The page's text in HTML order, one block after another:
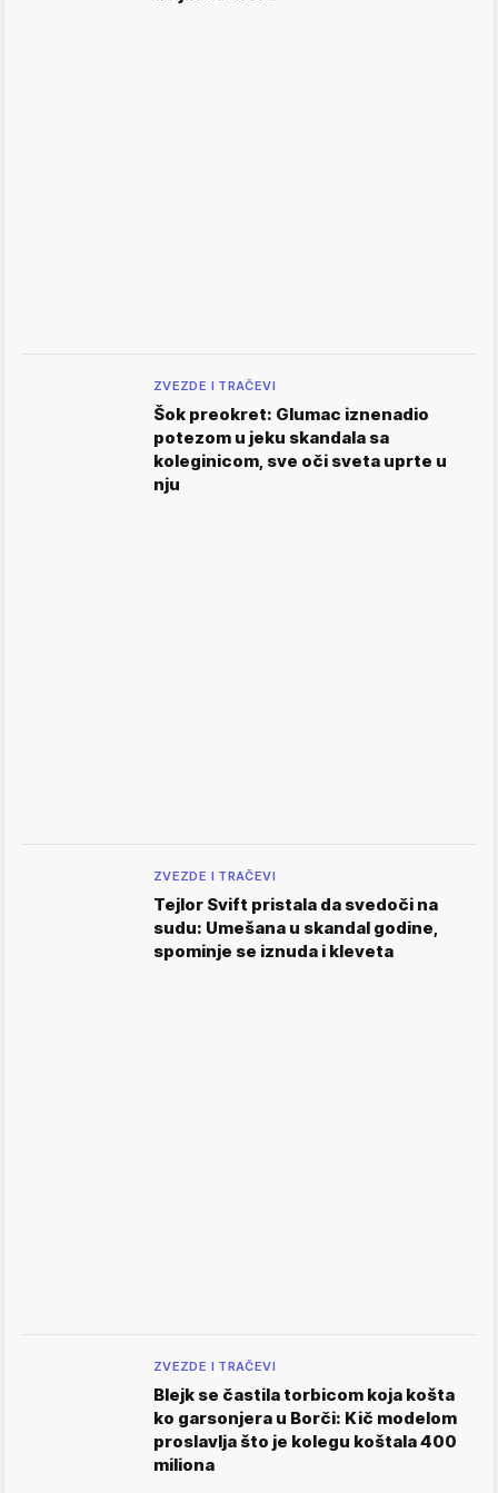
ZVEZDE I TRAČEVI
Šok preokret: Glumac iznenadio
potezom u jeku skandala sa
koleginicom, sve oči sveta uprte u
nju
ZVEZDE I TRAČEVI
Tejlor Svift pristala da svedoči na
sudu: Umešana u skandal godine,
spominje se iznuda i kleveta
ZVEZDE I TRAČEVI
Blejk se častila torbicom koja košta
ko garsonjera u Borči: Kič modelom
proslavlja što je kolegu koštala 400
miliona